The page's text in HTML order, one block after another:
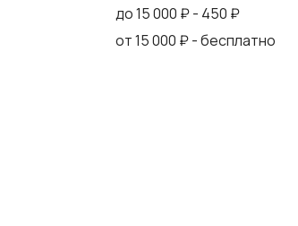
до 15 000 ₽ - 450 ₽
от 15 000 ₽ - бесплатно